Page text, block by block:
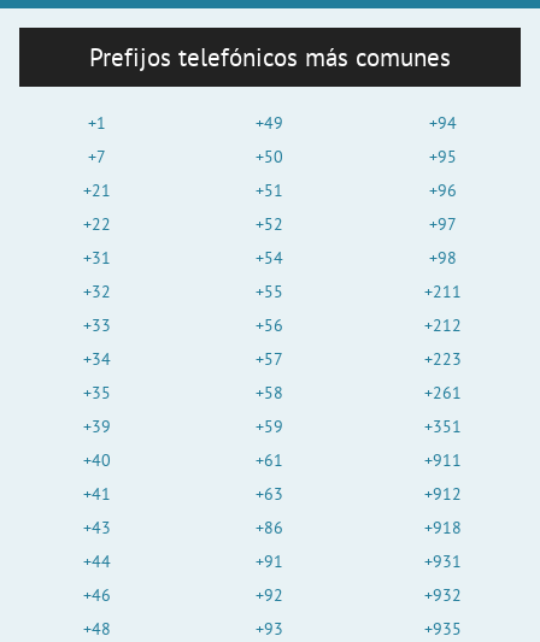
Prefijos telefónicos más comunes
+1
+7
+21
+22
+31
+32
+33
+34
+35
+39
+40
+41
+43
+44
+46
+48
+49
+50
+51
+52
+54
+55
+56
+57
+58
+59
+61
+63
+86
+91
+92
+93
+94
+95
+96
+97
+98
+211
+212
+223
+261
+351
+911
+912
+918
+931
+932
+935